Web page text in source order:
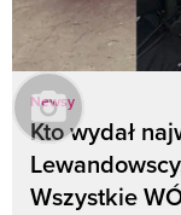
Newsy
Kto wydał
Wszystkie